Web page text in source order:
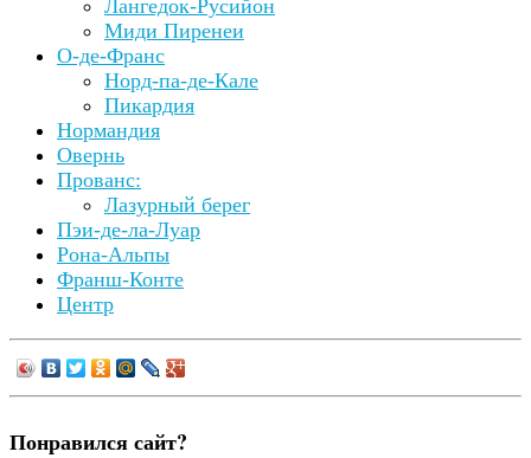
Лангедок-Русийон
Миди Пиренеи
О-де-Франс
Норд-па-де-Кале
Пикардия
Нормандия
Овернь
Прованс:
Лазурный берег
Пэи-де-ла-Луар
Рона-Альпы
Франш-Конте
Центр
Понравился сайт?